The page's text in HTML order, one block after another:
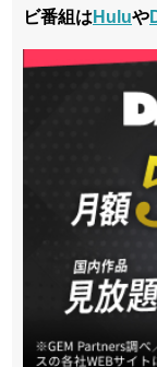
ビ番組は Huluや